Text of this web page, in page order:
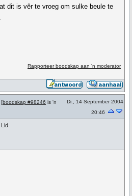
dit is vêr te vroeg om sulke beule te
Rapporteer boodskap aan 'n moderator
[boodskap #98246 is 'n
Di., 14 September 2004
20:46
Lid